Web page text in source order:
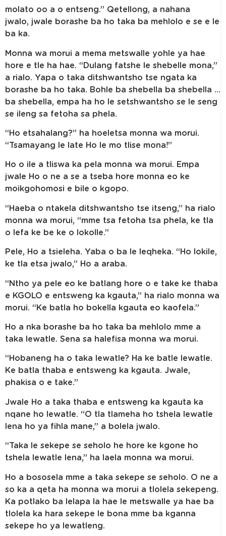
molato oo a o entseng.” Qetellong, a nahana
jwalo, jwale borashe ba ho taka ba mehlolo e se e le
ba ka.
Monna wa morui a mema metswalle yohle ya hae
hore e tle ha hae. “Dulang fatshe le shebelle mona,”
a rialo. Yapa o taka ditshwantsho tse ngata ka
borashe ba ho taka. Bohle ba shebella ba shebella …
ba shebella, empa ha ho le setshwantsho se le seng
se ileng sa fetoha sa phela.
“Ho etsahalang?” ha hoeletsa monna wa morui.
“Tsamayang le late Ho le mo tlise mona!”
Ho o ile a tliswa ka pela monna wa morui. Empa
jwale Ho o ne a se a tseba hore monna eo ke
moikgohomosi e bile o kgopo.
“Haeba o ntakela ditshwantsho tse itseng,” ha rialo
monna wa morui, “mme tsa fetoha tsa phela, ke tla
o lefa ke be ke o lokolle.”
Pele, Ho a tsieleha. Yaba o ba le leqheka. “Ho lokile,
ke tla etsa jwalo,” Ho a araba.
“Ntho ya pele eo ke batlang hore o e take ke thaba
e KGOLO e entsweng ka kgauta,” ha rialo monna wa
morui. “Ke batla ho bokella kgauta eo kaofela.”
Ho a nka borashe ba ho taka ba mehlolo mme a
taka lewatle. Sena sa halefisa monna wa morui.
“Hobaneng ha o taka lewatle? Ha ke batle lewatle.
Ke batla thaba e entsweng ka kgauta. Jwale,
phakisa o e take.”
Jwale Ho a taka thaba e entsweng ka kgauta ka
nqane ho lewatle. “O tla tlameha ho tshela lewatle
lena ho ya fihla mane,” a bolela jwalo.
“Taka le sekepe se seholo he hore ke kgone ho
tshela lewatle lena,” ha laela monna wa morui.
Ho a bososela mme a taka sekepe se seholo. O ne a
so ka a qeta ha monna wa morui a tlolela sekepeng.
Ka potlako ba lelapa la hae le metswalle ya hae ba
tlolela ka hara sekepe le bona mme ba kganna
sekepe ho ya lewatleng.